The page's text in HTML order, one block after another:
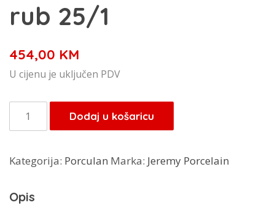
rub 25/1
454,00 KM
U cijenu je uključen PDV
Jeremy
porculanski
Bernadot
rub
Dodaj u košaricu
Kategorija: Porculan Marka: Jeremy Porcelain
Opis